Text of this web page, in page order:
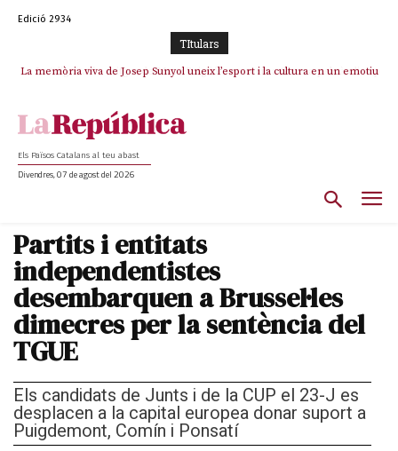
Edició 2934
TItulars
La memòria viva de Josep Sunyol uneix l’esport i la cultura en un emotiu
La “dignitat” a mitges de Marc Puigtió: renuncia a Girona pels àudios però
Els Països Catalans al teu abast
Divendres, 07 de agost del 2026
Partits i entitats
independentistes
desembarquen a Brussel·les
dimecres per la sentència del
TGUE
Els candidats de Junts i de la CUP el 23-J es
desplacen a la capital europea donar suport a
Puigdemont, Comín i Ponsatí